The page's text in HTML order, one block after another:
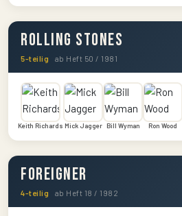
Rolling Stones
5-teilig ab Heft 50 / 1981
Keith Richards Mick Jagger Bill Wyman Ron Wood
Foreigner
4-teilig ab Heft 18 / 1982